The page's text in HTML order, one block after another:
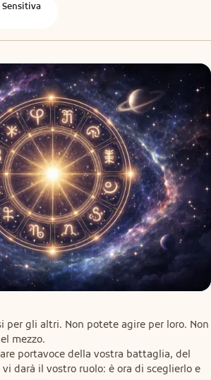
per gli altri. Non potete agire per loro. Non
mezzo.
portavoce della vostra battaglia, del
darà il vostro ruolo: è ora di sceglierlo e